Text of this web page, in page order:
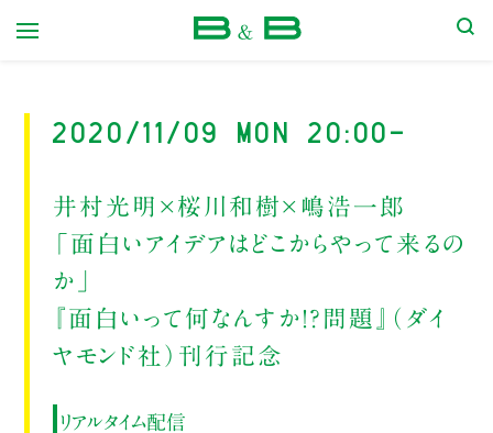
2020/11/09 Mon 20:00-
井村光明×桜川和樹×嶋浩一郎
「面白いアイデアはどこからやって来るの
か」
『面白いって何なんすか!?問題』（ダイ
ヤモンド社）刊行記念
リアルタイム配信